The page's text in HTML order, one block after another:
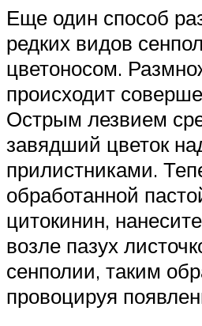
Еще один способ
редких видов
цветоносом.
происходит
Острым лезвием
завядший цветок
прилистниками.
обработанной
цитокинин,
возле пазух
сенполии, таким
провоцируя